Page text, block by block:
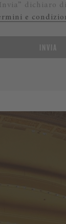
dichiaro
e
INVIA